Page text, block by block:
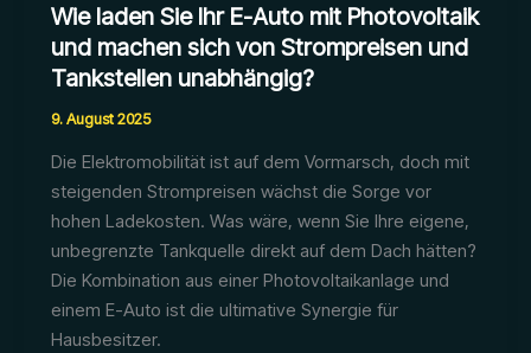
Wie laden Sie Ihr E-Auto mit Photovoltaik
und machen sich von Strompreisen und
Tankstellen unabhängig?
9. August 2025
Die Elektromobilität ist auf dem Vormarsch, doch mit
steigenden Strompreisen wächst die Sorge vor
hohen Ladekosten. Was wäre, wenn Sie Ihre eigene,
unbegrenzte Tankquelle direkt auf dem Dach hätten?
Die Kombination aus einer Photovoltaikanlage und
einem E-Auto ist die ultimative Synergie für
Hausbesitzer.